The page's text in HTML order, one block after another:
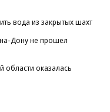
вода из закрытых шахт
Дону не прошел
области оказалась